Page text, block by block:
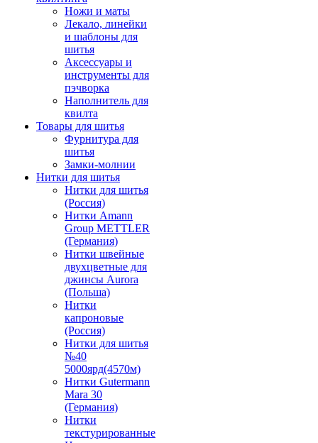
Ножи и маты
Лекало, линейки
и шаблоны для
шитья
Аксессуары и
инструменты для
пэчворка
Наполнитель для
квилта
Товары для шитья
Фурнитура для
шитья
Замки-молнии
Нитки для шитья
Нитки для шитья
(Россия)
Нитки Amann
Group METTLER
(Германия)
Нитки швейные
двухцветные для
джинсы Aurora
(Польша)
Нитки
капроновые
(Россия)
Нитки для шитья
№40
5000ярд(4570м)
Нитки Gutermann
Mara 30
(Германия)
Нитки
текстурированные